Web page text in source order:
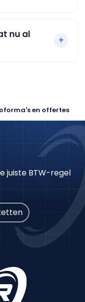
nu al
en offertes
juiste BTW-regel